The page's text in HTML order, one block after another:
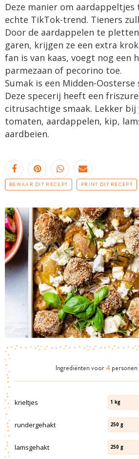
Deze manier om aardappeltjes
echte TikTok-trend. Tieners
Door de aardappelen te
garen, krijgen ze een extra
fan is van kaas, voegt nog een
parmezaan of pecorino toe.
Sumak is een Midden-Oosterse
Deze specerij heeft een
citrusachtige smaak. Lekker
tomaten, aardappelen, kip,
aardbeien.
BEWAAR DIT RECEPT PRINT DIT RECEPT
Ingrediënten voor 4 personen
krieltjes 1 kg
rundergehakt 250 g
lamsgehakt 250 g